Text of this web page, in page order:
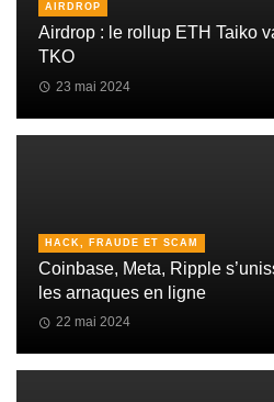
AIRDROP
Airdrop : le rollup ETH Taiko
TKO
23 mai 2024
HACK, FRAUDE ET SCAM
Coinbase, Meta, Ripple
les arnaques en ligne
22 mai 2024